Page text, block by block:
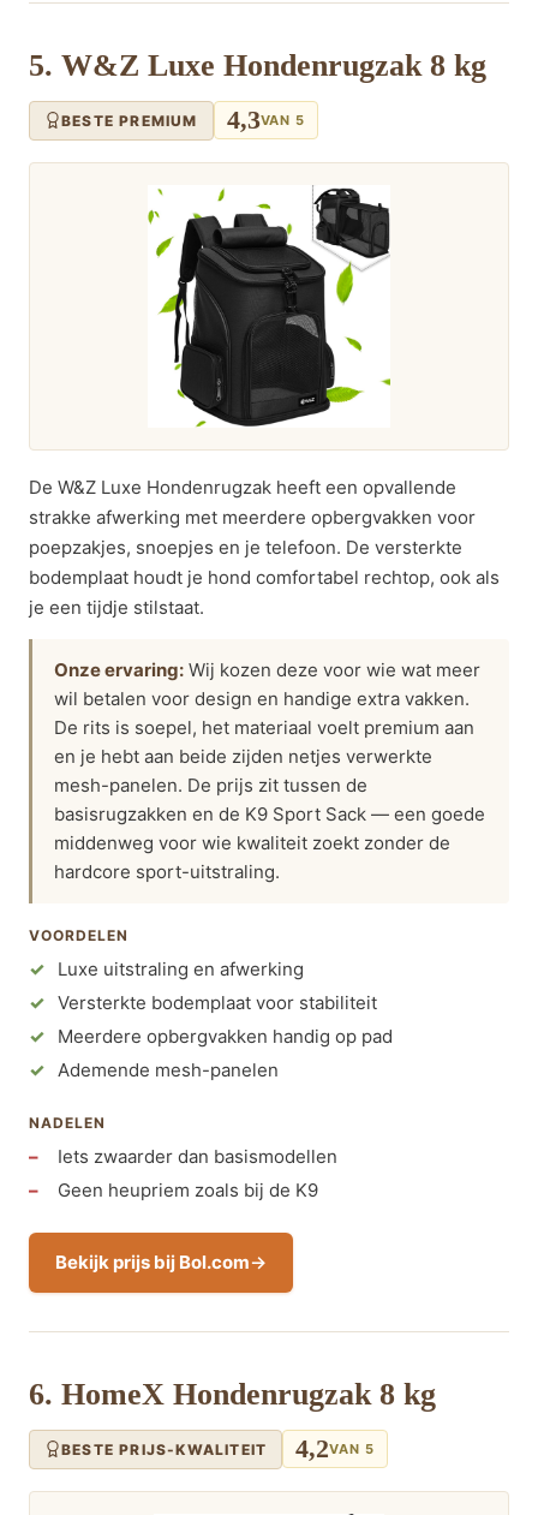
5. W&Z Luxe Hondenrugzak 8 kg
BESTE PREMIUM 4,3VAN 5
De W&Z Luxe Hondenrugzak heeft een opvallende
strakke afwerking met meerdere opbergvakken voor
poepzakjes, snoepjes en je telefoon. De versterkte
bodemplaat houdt je hond comfortabel rechtop, ook als
je een tijdje stilstaat.
Onze ervaring: Wij kozen deze voor wie wat meer
wil betalen voor design en handige extra vakken.
De rits is soepel, het materiaal voelt premium aan
en je hebt aan beide zijden netjes verwerkte
mesh-panelen. De prijs zit tussen de
basisrugzakken en de K9 Sport Sack — een goede
middenweg voor wie kwaliteit zoekt zonder de
hardcore sport-uitstraling.
VOORDELEN
Luxe uitstraling en afwerking
Versterkte bodemplaat voor stabiliteit
Meerdere opbergvakken handig op pad
Ademende mesh-panelen
NADELEN
Iets zwaarder dan basismodellen
Geen heupriem zoals bij de K9
Bekijk prijs bij Bol.com
6. HomeX Hondenrugzak 8 kg
BESTE PRIJS-KWALITEIT 4,2VAN 5